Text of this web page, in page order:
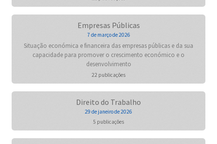
Empresas Públicas
7 de março de 2026
Situação económica e financeira das empresas públicas e da sua
capacidade para promover o crescimento económico e o
desenvolvimento
22 publicações
Direito do Trabalho
29 de janeiro de 2026
5 publicações